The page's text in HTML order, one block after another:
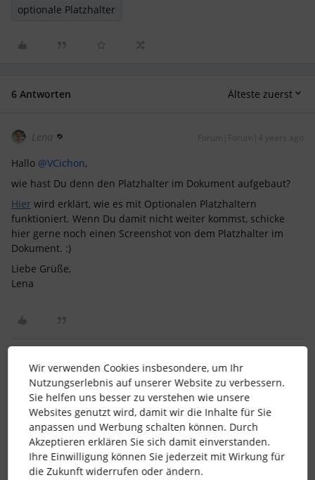
optionale Platzhalter
6 Antworten Älteste zuerst
Lena Forum|Forum|4 years ago
Hallo @VCichon,
wie hast Du denn den Platzhalter im Dokument aufgebaut?
Hier wird erklärt, wie es mit Optionalen Platzhaltern
funktioniert. Wenn Du damit nicht weiter kommst, schicke
hier gerne noch einen Screenshot von dem Platzhalter im
Dokument. :)
Liebe Grüße,
Lena
VCichon AUTOR*IN Forum|Forum|4 years ago
Hallo@Lena
anbei findest du den Screenshot aus dem Word-
Dokumentmit dem Platzhalter.
Wir verwenden Cookies insbesondere, um Ihr
Nutzungserlebnis auf unserer Website zu verbessern.
Sie helfen uns besser zu verstehen wie unsere
Websites genutzt wird, damit wir die Inhalte für Sie
anpassen und Werbung schalten können. Durch
Akzeptieren erklären Sie sich damit einverstanden.
Ihre Einwilligung können Sie jederzeit mit Wirkung für
die Zukunft widerrufen oder ändern.